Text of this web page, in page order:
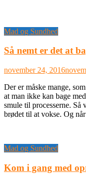
Mad og Sundhed
Så nemt er det at
november 24, 2016
Der er måske mange,
at man ikke kan bage
smule til processerne. Så
brødet til at vokse. Og
Mad og Sundhed
Kom i gang med